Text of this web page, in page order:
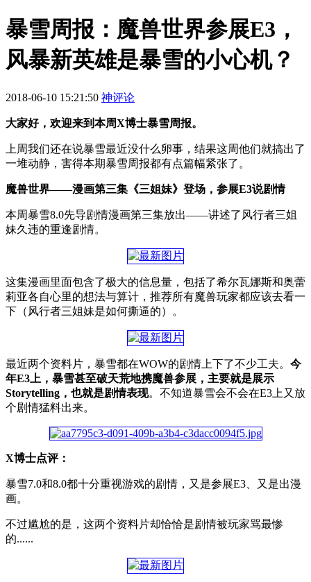
暴雪周报：魔兽世界参展E3，
风暴新英雄是暴雪的小心机？
2018-06-10 15:21:50 神评论
大家好，欢迎来到本周X博士暴雪周报。
上周我们还在说暴雪最近没什么卵事，结果这周他们就搞出了
一堆动静，害得本期暴雪周报都有点篇幅紧张了。
魔兽世界——漫画第三集《三姐妹》登场，参展E3说剧情
本周暴雪8.0先导剧情漫画第三集放出——讲述了风行者三姐
妹久违的重逢剧情。
这集漫画里面包含了极大的信息量，包括了希尔瓦娜斯和奥蕾
莉亚各自心里的想法与算计，推荐所有魔兽玩家都应该去看一
下（风行者三姐妹是如何撕逼的）。
最近两个资料片，暴雪都在WOW的剧情上下了不少工夫。 今
年E3上，暴雪甚至破天荒地携魔兽参展，主要就是展示
Storytelling，也就是剧情表现。不知道暴雪会不会在E3上又放
个剧情猛料出来。
X博士点评：
暴雪7.0和8.0都十分重视游戏的剧情，又是参展E3、又是出漫
画。
不过尴尬的是，这两个资料片却恰恰是剧情被玩家骂最惨
的......